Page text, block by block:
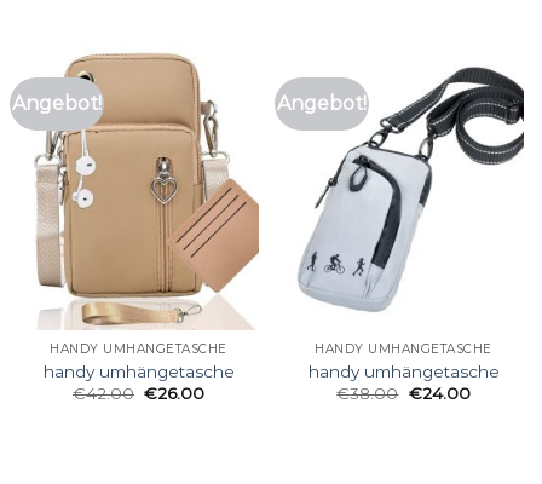
Angebot!
HANDY UMHÄNGETASCHE
handy umhängetasche
€42.00 €26.00
Angebot!
HANDY UMHÄNGETASCHE
handy umhängetasche
€38.00 €24.00